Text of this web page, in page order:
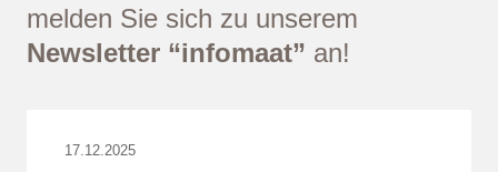
melden Sie sich zu unserem
Newsletter “infomaat” an!
17.12.2025